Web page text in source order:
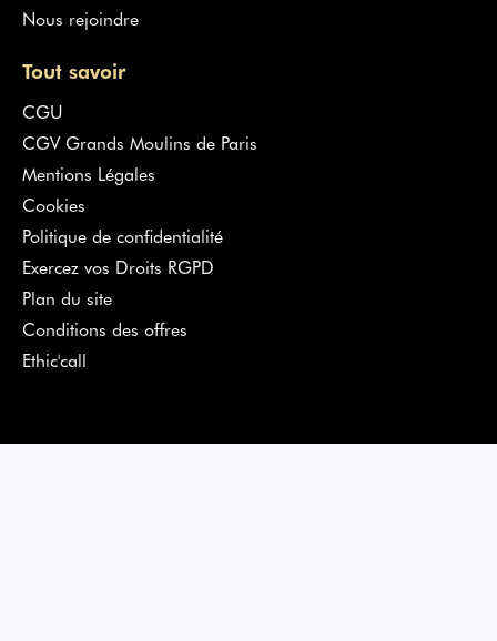
Nous rejoindre
Tout savoir
CGU
CGV Grands Moulins de Paris
Mentions Légales
Cookies
Politique de confidentialité
Exercez vos Droits RGPD
Plan du site
Conditions des offres
Ethic'call